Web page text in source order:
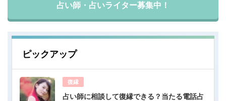
占い師・占いライター募集中！
ピックアップ
復縁
占い師に相談して復縁できる？当たる電話占